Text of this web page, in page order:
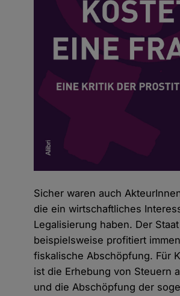
Sicher waren auch
die ein wirtschaftliches
Legalisierung haben. Der
beispielsweise profitiert
fiskalische Abschöpfung. Für
ist die Erhebung von Steuern
und die Abschöpfung der